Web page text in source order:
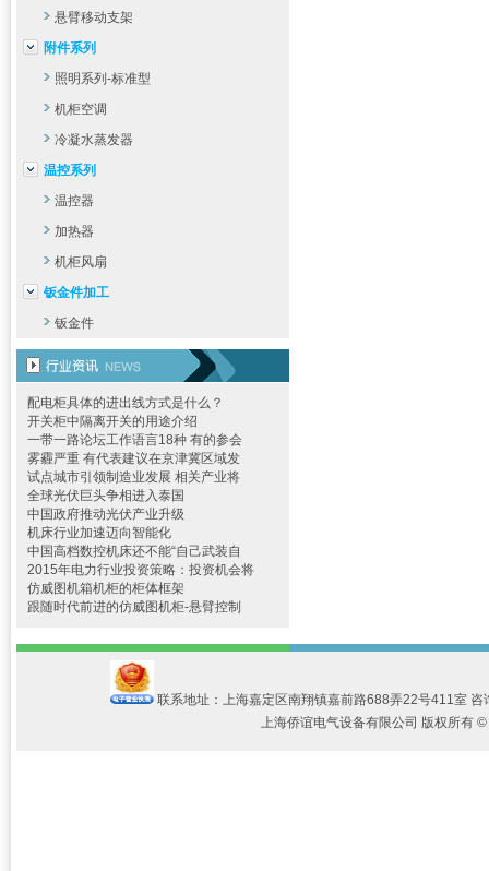
悬臂移动支架
附件系列
照明系列-标准型
机柜空调
冷凝水蒸发器
温控系列
温控器
加热器
机柜风扇
钣金件加工
钣金件
配电柜具体的进出线方式是什么？
开关柜中隔离开关的用途介绍
一带一路论坛工作语言18种 有的参会
雾霾严重 有代表建议在京津冀区域发
试点城市引领制造业发展 相关产业将
全球光伏巨头争相进入泰国
中国政府推动光伏产业升级
机床行业加速迈向智能化
中国高档数控机床还不能“自己武装自
2015年电力行业投资策略：投资机会将
仿威图机箱机柜的柜体框架
跟随时代前进的仿威图机柜-悬臂控制
联系地址：上海嘉定区南翔镇嘉前路688弄22号411室
上海侨谊电气设备有限公司 版权所有